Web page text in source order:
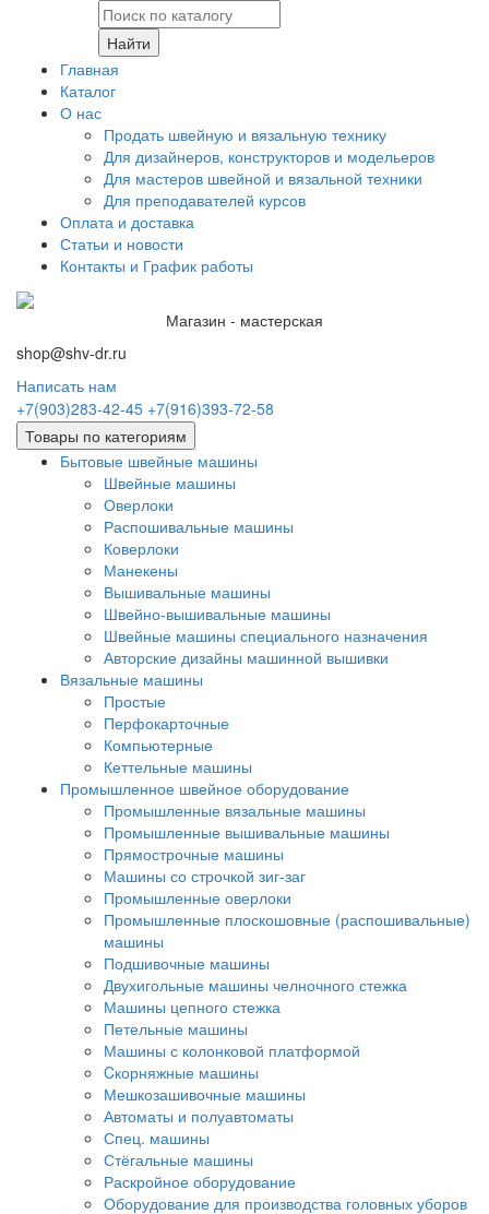
Найти
Главная
Каталог
О нас
Продать швейную и вязальную технику
Для дизайнеров, конструкторов и модельеров
Для мастеров швейной и вязальной техники
Для преподавателей курсов
Оплата и доставка
Статьи и новости
Контакты и График работы
Магазин - мастерская
shop@shv-dr.ru
Написать нам
+7(903)283-42-45 +7(916)393-72-58
Товары по категориям
Бытовые швейные машины
Швейные машины
Оверлоки
Распошивальные машины
Коверлоки
Манекены
Вышивальные машины
Швейно-вышивальные машины
Швейные машины специального назначения
Авторские дизайны машинной вышивки
Вязальные машины
Простые
Перфокарточные
Компьютерные
Кеттельные машины
Промышленное швейное оборудование
Промышленные вязальные машины
Промышленные вышивальные машины
Прямострочные машины
Машины со строчкой зиг-заг
Промышленные оверлоки
Промышленные плоскошовные (распошивальные)
машины
Подшивочные машины
Двухигольные машины челночного стежка
Машины цепного стежка
Петельные машины
Машины с колонковой платформой
Cкорняжные машины
Мешкозашивочные машины
Автоматы и полуавтоматы
Спец. машины
Стёгальные машины
Раскройное оборудование
Оборудование для производства головных уборов